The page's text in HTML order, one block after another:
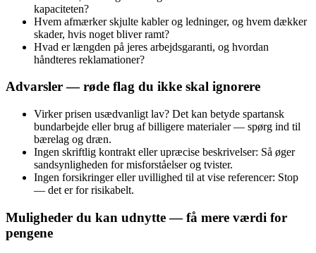
kapaciteten?
Hvem afmærker skjulte kabler og ledninger, og hvem dækker
skader, hvis noget bliver ramt?
Hvad er længden på jeres arbejdsgaranti, og hvordan
håndteres reklamationer?
Advarsler — røde flag du ikke skal ignorere
Virker prisen usædvanligt lav? Det kan betyde spartansk
bundarbejde eller brug af billigere materialer — spørg ind til
bærelag og dræn.
Ingen skriftlig kontrakt eller upræcise beskrivelser: Så øger
sandsynligheden for misforståelser og tvister.
Ingen forsikringer eller uvillighed til at vise referencer: Stop
— det er for risikabelt.
Muligheder du kan udnytte — få mere værdi for
pengene